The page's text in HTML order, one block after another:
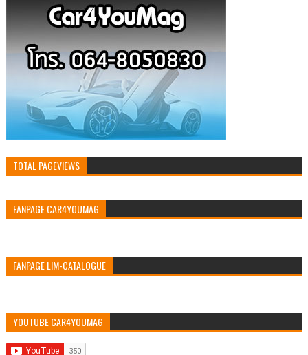
TOTAL PAGEVIEWS
FANPAGE CAR4YOUMAG
FANPAGE LIM-CATALOGUE
YOUTUBE CAR4YOUMAG